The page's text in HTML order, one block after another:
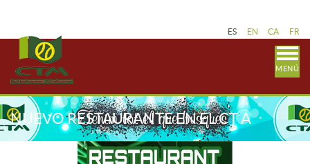
ES EN CA FR
MENÚ
NUEVO RESTAURANTE EN EL CT A